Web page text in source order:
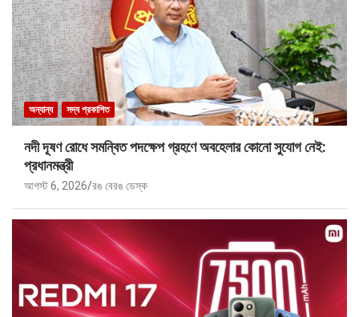
অন্যান্য সদ্য প্রকাশিত
নদী দূষণ রোধে সমন্বিত পদক্ষেপ গ্রহণে অবহেলার কোনো সুযোগ নেই:
প্রধানমন্ত্রী
আগস্ট 6, 2026 রঙ বেরঙ ডেস্ক